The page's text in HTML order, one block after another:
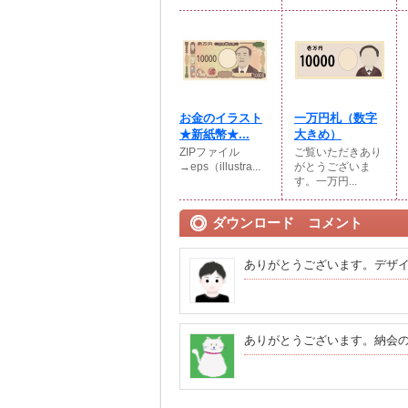
お金のイラスト
★新紙幣★...
ZIPファイル
→eps（illustra...
一万円札（数字
大きめ）
ご覧いただきあり
がとうございま
す。一万円...
ダウンロード コメント
ありがとうございます。デザ
ありがとうございます。納会